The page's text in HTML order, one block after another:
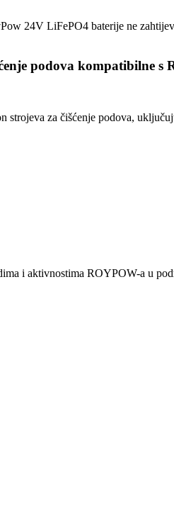
24V LiFePO4 baterije ne
podova kompatibilne
strojeva za čišćenje podova,
i aktivnostima ROYPOW-a u